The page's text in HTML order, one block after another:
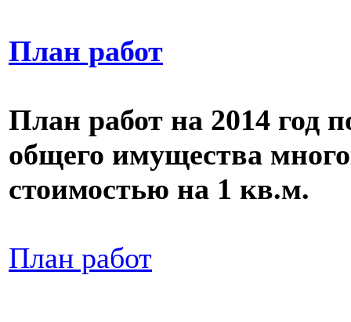
План работ
План работ на 2014 год
общего имущества
стоимостью на 1 кв.м.
План работ